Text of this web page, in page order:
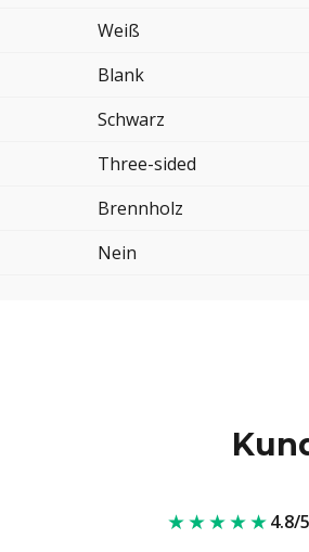
Weiß
Blank
Schwarz
Three-sided
Brennholz
Nein
★★★★★4.8/5